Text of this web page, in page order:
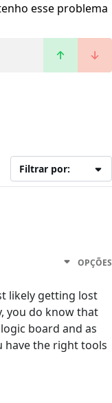
esse problema
Filtrar por:
OPÇÕES
likely getting lost
you do know that
board and as
have the right tools